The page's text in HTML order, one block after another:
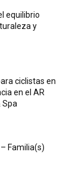
equilibrio
y
ciclistas en
en el AR
Spa
Familia(s)